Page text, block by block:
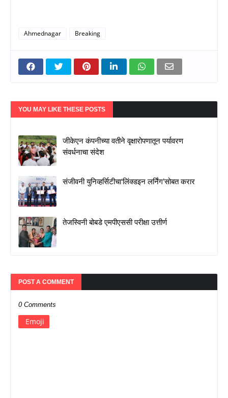
Ahmednagar Breaking
YOU MAY LIKE THESE POSTS
जीकेएन कंपनीच्या वतीने वृक्षारोपणातून पर्यावरण
संवर्धनाचा संदेश
संजीवनी युनिव्हर्सिटीचा‘लिंक्डइन लर्निंग’सोबत करार
तेजस्विनी बोबडे एमपीएससी परीक्षा उत्तीर्ण
POST A COMMENT
0 Comments
Emoji